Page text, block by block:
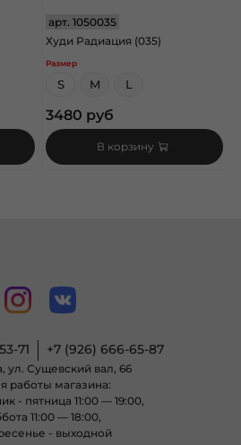
арт.1050035
Худи Радиация (035)
Размер
S M L
3480 руб
В корзину
71 +7 (926) 666-65-87
ул. Сущевский вал, 66